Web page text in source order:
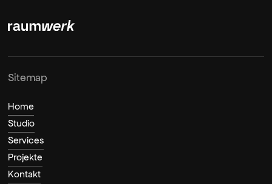
Sitemap
Home
Studio
Services
Projekte
Kontakt